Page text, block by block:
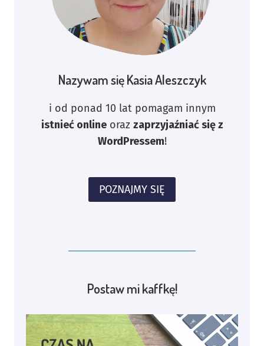
Nazywam się Kasia Aleszczyk
i od ponad 10 lat pomagam innym
istnieć onlineoraz zaprzyjaźniać się z
WordPressem!
POZNAJMY SIĘ
Postaw mi kaffkę!